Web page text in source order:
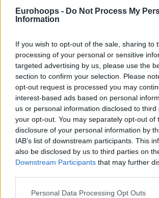
Eurohoops - Do Not Process My
Information
If you wish to opt-out of the sale, sharing to
processing of your personal or sensitive
targeted advertising by us, please use the
section to confirm your selection. Please
opt-out request is processed you may
interest-based ads based on personal
us or personal information disclosed to
your opt-out. You may separately opt-out of
disclosure of your personal information by
IAB’s list of downstream participants. This
also be disclosed by us to third parties on
Downstream Participants that may further
Please note that this website/app uses one
Personal Data Processing Opt Outs
Παρακολουθείστε το Παγκόσμιο
εγγραφή στο Courtside 1891 και
δευτερόλεπτο από τη
🪄@giamp_pippo🧙‍♂️#Italbasket|
#WinForItalia pic.twitter.com/